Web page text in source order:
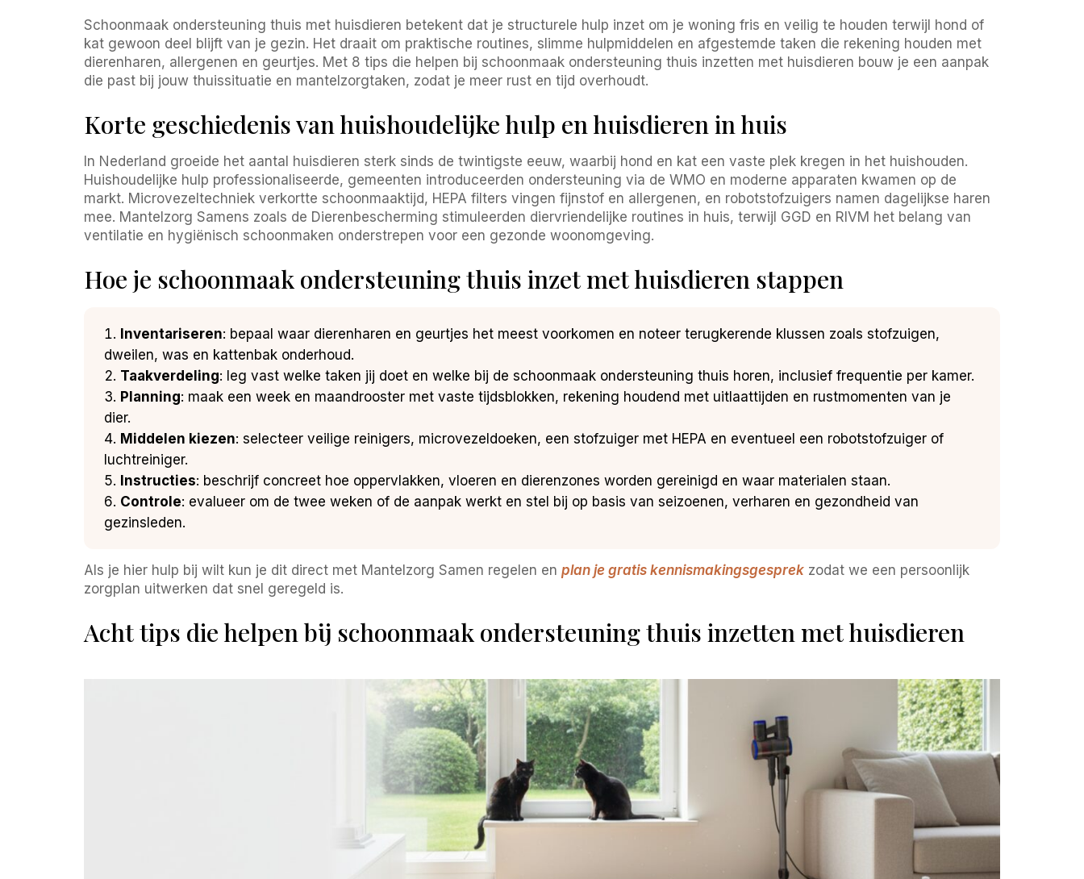
Schoonmaak ondersteuning thuis met huisdieren betekent dat je structurele hulp inzet om je woning fris en veilig te houden terwijl hond of
kat gewoon deel blijft van je gezin. Het draait om praktische routines, slimme hulpmiddelen en afgestemde taken die rekening houden met
dierenharen, allergenen en geurtjes. Met 8 tips die helpen bij schoonmaak ondersteuning thuis inzetten met huisdieren bouw je een aanpak
die past bij jouw thuissituatie en mantelzorgtaken, zodat je meer rust en tijd overhoudt.
Korte geschiedenis van huishoudelijke hulp en huisdieren in huis
In Nederland groeide het aantal huisdieren sterk sinds de twintigste eeuw, waarbij hond en kat een vaste plek kregen in het huishouden.
Huishoudelijke hulp professionaliseerde, gemeenten introduceerden ondersteuning via de WMO en moderne apparaten kwamen op de
markt. Microvezeltechniek verkortte schoonmaaktijd, HEPA filters vingen fijnstof en allergenen, en robotstofzuigers namen dagelijkse haren
mee. Mantelzorg Samens zoals de Dierenbescherming stimuleerden diervriendelijke routines in huis, terwijl GGD en RIVM het belang van
ventilatie en hygiënisch schoonmaken onderstrepen voor een gezonde woonomgeving.
Hoe je schoonmaak ondersteuning thuis inzet met huisdieren stappen
Inventariseren: bepaal waar dierenharen en geurtjes het meest voorkomen en noteer terugkerende klussen zoals stofzuigen,
dweilen, was en kattenbak onderhoud.
Taakverdeling: leg vast welke taken jij doet en welke bij de schoonmaak ondersteuning thuis horen, inclusief frequentie per kamer.
Planning: maak een week en maandrooster met vaste tijdsblokken, rekening houdend met uitlaattijden en rustmomenten van je
dier.
Middelen kiezen: selecteer veilige reinigers, microvezeldoeken, een stofzuiger met HEPA en eventueel een robotstofzuiger of
luchtreiniger.
Instructies: beschrijf concreet hoe oppervlakken, vloeren en dierenzones worden gereinigd en waar materialen staan.
Controle: evalueer om de twee weken of de aanpak werkt en stel bij op basis van seizoenen, verharen en gezondheid van
gezinsleden.
Als je hier hulp bij wilt kun je dit direct met Mantelzorg Samen regelen en plan je gratis kennismakingsgesprek zodat we een persoonlijk
zorgplan uitwerken dat snel geregeld is.
Acht tips die helpen bij schoonmaak ondersteuning thuis inzetten met huisdieren